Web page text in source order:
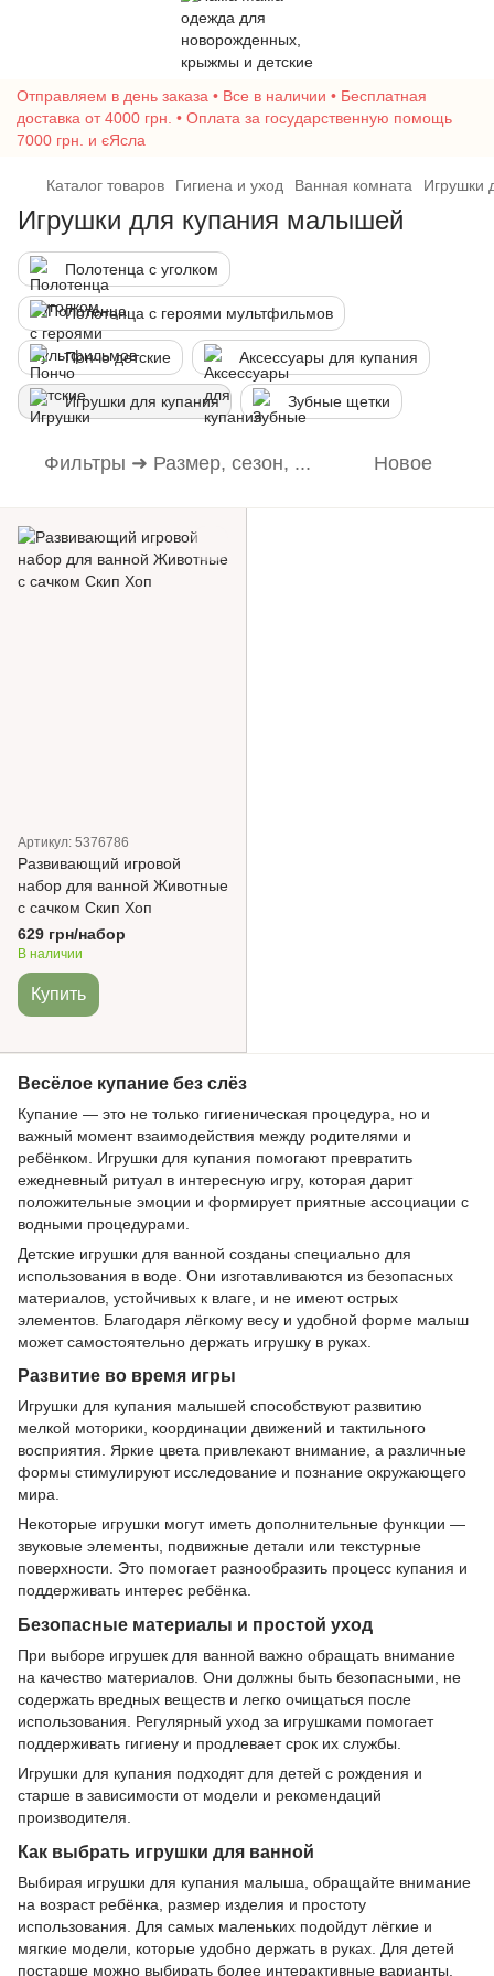
Отправляем в день заказа • Все в наличии • Бесплатная
доставка от 4000 грн. • Оплата за государственную помощь
7000 грн. и єЯсла
Каталог товаров Гигиена и уход Ванная комната Игрушки
Игрушки для купания малышей
Полотенца с уголком
Полотенца с героями мультфильмов
Пончо детские Аксессуары для купания
Игрушки для купания Зубные щетки
Фильтры ➜ Размер, сезон, ... Новое
Артикул: 5376786
Развивающий игровой
набор для ванной Животные
с сачком Скип Хоп
629 грн/набор
В наличии
Купить
Весёлое купание без слёз
Купание — это не только гигиеническая процедура, но и
важный момент взаимодействия между родителями и
ребёнком. Игрушки для купания помогают превратить
ежедневный ритуал в интересную игру, которая дарит
положительные эмоции и формирует приятные ассоциации с
водными процедурами.
Детские игрушки для ванной созданы специально для
использования в воде. Они изготавливаются из безопасных
материалов, устойчивых к влаге, и не имеют острых
элементов. Благодаря лёгкому весу и удобной форме малыш
может самостоятельно держать игрушку в руках.
Развитие во время игры
Игрушки для купания малышей способствуют развитию
мелкой моторики, координации движений и тактильного
восприятия. Яркие цвета привлекают внимание, а различные
формы стимулируют исследование и познание окружающего
мира.
Некоторые игрушки могут иметь дополнительные функции —
звуковые элементы, подвижные детали или текстурные
поверхности. Это помогает разнообразить процесс купания и
поддерживать интерес ребёнка.
Безопасные материалы и простой уход
При выборе игрушек для ванной важно обращать внимание
на качество материалов. Они должны быть безопасными, не
содержать вредных веществ и легко очищаться после
использования. Регулярный уход за игрушками помогает
поддерживать гигиену и продлевает срок их службы.
Игрушки для купания подходят для детей с рождения и
старше в зависимости от модели и рекомендаций
производителя.
Как выбрать игрушки для ванной
Выбирая игрушки для купания малыша, обращайте внимание
на возраст ребёнка, размер изделия и простоту
использования. Для самых маленьких подойдут лёгкие и
мягкие модели, которые удобно держать в руках. Для детей
постарше можно выбирать более интерактивные варианты.